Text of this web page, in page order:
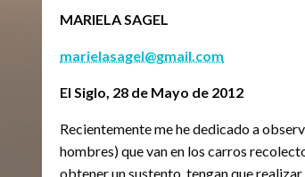
MARIELA SAGEL
marielasagel@gmail.com
El Siglo, 28 de Mayo de 2012
Recientemente me he dedicado a
hombres) que van en los carros
obtener un sustento, tengan que